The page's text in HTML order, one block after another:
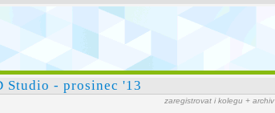
Studio - prosinec '13
zaregistrovat i kolegu + archiv